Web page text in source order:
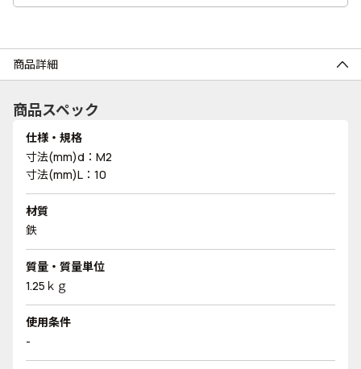
商品詳細
商品スペック
仕様・規格
寸法(mm)d：M2
寸法(mm)L：10
材質
鉄
質量・質量単位
1.25ｋｇ
使用条件
-